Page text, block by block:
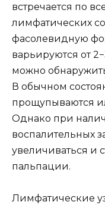
встречается по
лимфатических
фасолевидную
варьируются от
можно
В обычном
прощупываются
Однако при
воспалительных
увеличиваться и
пальпации.
Лимфатические